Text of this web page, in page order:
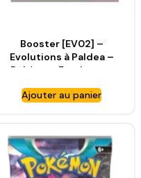
Booster [EV02] –
Evolutions à Paldea –
Pokémon Ecarlate et
Ajouter au panier